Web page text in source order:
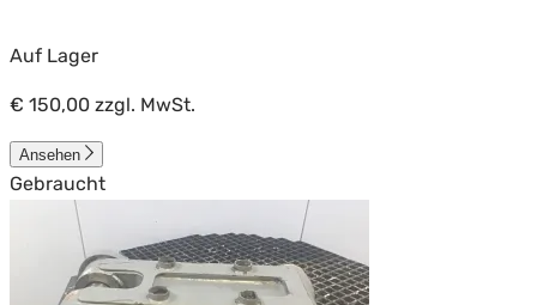
Auf Lager
€ 150,00zzgl. MwSt.
Ansehen
Gebraucht